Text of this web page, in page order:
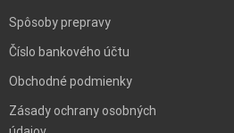
Spôsoby prepravy
Číslo bankového účtu
Obchodné podmienky
Zásady ochrany osobných